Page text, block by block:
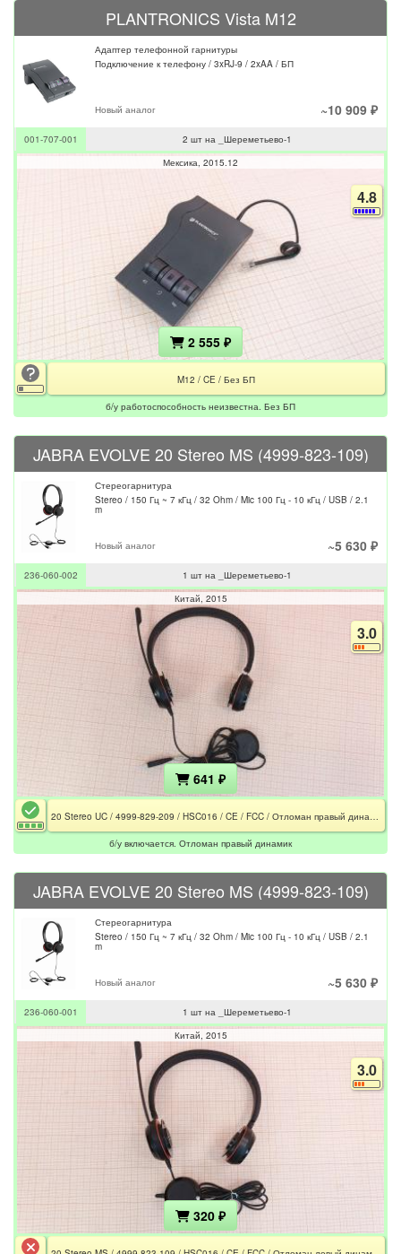
PLANTRONICS Vista M12
Адаптер телефонной гарнитуры
Подключение к телефону / 3xRJ-9 / 2xAA / БП
Новый аналог ~10 909 ₽
001-707-001
2 шт на _Шереметьево-1
Мексика 2015.12
4.8
2 555 ₽
M12 / CE / Без БП
б/у работоспособность неизвестна. Без БП
JABRA EVOLVE 20 Stereo MS (4999-823-109)
Стереогарнитура
Stereo / 150 Гц ~ 7 кГц / 32 Ohm / Mic 100 Гц - 10 кГц / USB / 2.1
m
Новый аналог ~5 630 ₽
236-060-002
1 шт на _Шереметьево-1
Китай 2015
3.0
641 ₽
20 Stereo UC / 4999-829-209 / HSC016 / CE / FCC / Отломан правый динамик
б/у включается. Отломан правый динамик
JABRA EVOLVE 20 Stereo MS (4999-823-109)
Стереогарнитура
Stereo / 150 Гц ~ 7 кГц / 32 Ohm / Mic 100 Гц - 10 кГц / USB / 2.1
m
Новый аналог ~5 630 ₽
236-060-001
1 шт на _Шереметьево-1
Китай 2015
3.0
320 ₽